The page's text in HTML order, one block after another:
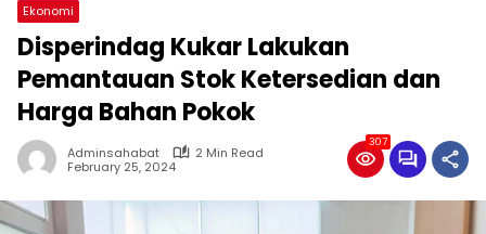
Ekonomi
Disperindag Kukar Lakukan
Pemantauan Stok Ketersedian dan
Harga Bahan Pokok
Adminsahabat
2 Min Read
February 25, 2024
307